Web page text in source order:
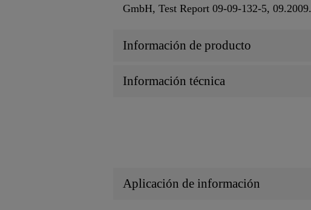
GmbH, Test Report 09-09-132-5, 09.2009.
Información de producto
Información técnica
Aplicación de información